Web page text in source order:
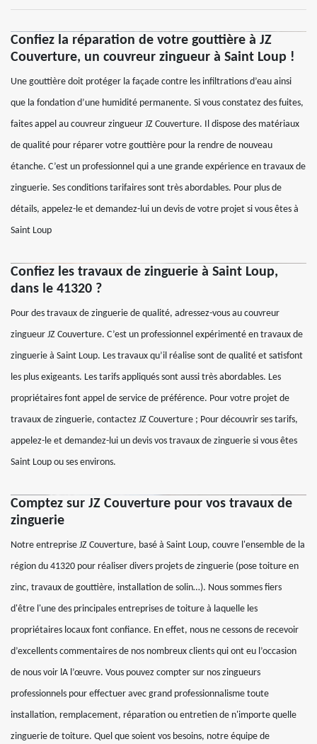
Confiez la réparation de votre gouttière à JZ
Couverture, un couvreur zingueur à Saint Loup !
Une gouttière doit protéger la façade contre les infiltrations d’eau ainsi
que la fondation d’une humidité permanente. Si vous constatez des fuites,
faites appel au couvreur zingueur JZ Couverture. Il dispose des matériaux
de qualité pour réparer votre gouttière pour la rendre de nouveau
étanche. C’est un professionnel qui a une grande expérience en travaux de
zinguerie. Ses conditions tarifaires sont très abordables. Pour plus de
détails, appelez-le et demandez-lui un devis de votre projet si vous êtes à
Saint Loup
Confiez les travaux de zinguerie à Saint Loup,
dans le 41320 ?
Pour des travaux de zinguerie de qualité, adressez-vous au couvreur
zingueur JZ Couverture. C’est un professionnel expérimenté en travaux de
zinguerie à Saint Loup. Les travaux qu’il réalise sont de qualité et satisfont
les plus exigeants. Les tarifs appliqués sont aussi très abordables. Les
propriétaires font appel de service de préférence. Pour votre projet de
travaux de zinguerie, contactez JZ Couverture ; Pour découvrir ses tarifs,
appelez-le et demandez-lui un devis vos travaux de zinguerie si vous êtes
Saint Loup ou ses environs.
Comptez sur JZ Couverture pour vos travaux de
zinguerie
Notre entreprise JZ Couverture, basé à Saint Loup, couvre l'ensemble de la
région du 41320 pour réaliser divers projets de zinguerie (pose toiture en
zinc, travaux de gouttière, installation de solin…). Nous sommes fiers
d'être l'une des principales entreprises de toiture à laquelle les
propriétaires locaux font confiance. En effet, nous ne cessons de recevoir
d’excellents commentaires de nos nombreux clients qui ont eu l’occasion
de nous voir lA l’œuvre. Vous pouvez compter sur nos zingueurs
professionnels pour effectuer avec grand professionnalisme toute
installation, remplacement, réparation ou entretien de n'importe quelle
zinguerie de toiture. Quel que soient vos besoins, notre équipe de